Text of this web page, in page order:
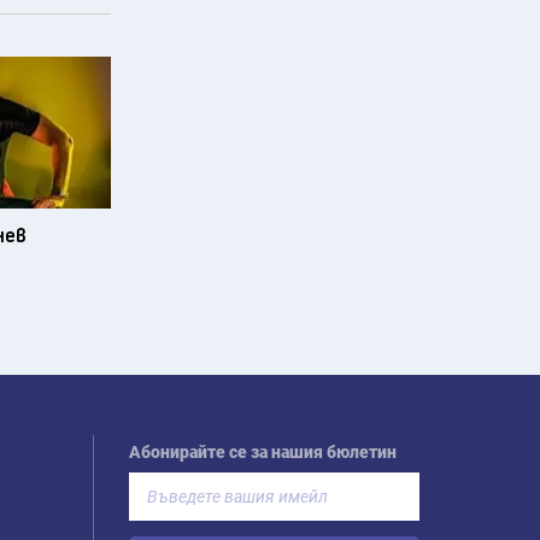
Абонирайте се за нашия бюлетин